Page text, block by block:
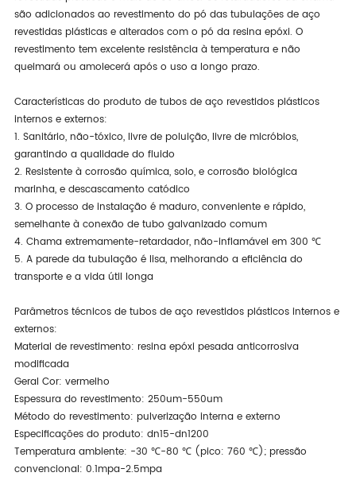
são adicionados ao revestimento do pó das tubulações de aço
revestidas plásticas e alterados com o pó da resina epóxi. O
revestimento tem excelente resistência à temperatura e não
queimará ou amolecerá após o uso a longo prazo.
Características do produto de tubos de aço revestidos plásticos
internos e externos:
1. Sanitário, não-tóxico, livre de poluição, livre de micróbios,
garantindo a qualidade do fluido
2. Resistente à corrosão química, solo, e corrosão biológica
marinha, e descascamento catódico
3. O processo de instalação é maduro, conveniente e rápido,
semelhante à conexão de tubo galvanizado comum
4. Chama extremamente-retardador, não-inflamável em 300 ℃
5. A parede da tubulação é lisa, melhorando a eficiência do
transporte e a vida útil longa
Parâmetros técnicos de tubos de aço revestidos plásticos internos e
externos:
Material de revestimento: resina epóxi pesada anticorrosiva
modificada
Geral Cor: vermelho
Espessura do revestimento: 250um-550um
Método do revestimento: pulverização interna e externo
Especificações do produto: dn15-dn1200
Temperatura ambiente: -30 ℃-80 ℃ (pico: 760 ℃); pressão
convencional: 0.1mpa-2.5mpa